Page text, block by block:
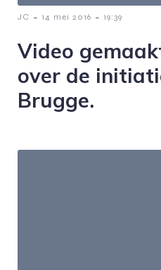
JC - 14 mei 2016 - 19:39
Video
over de
Brugge.